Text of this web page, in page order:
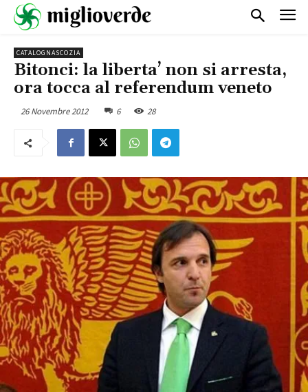
CATALOGNASCOZIA
Bitonci: la liberta’ non si arresta,
ora tocca al referendum veneto
26 Novembre 2012 6 28